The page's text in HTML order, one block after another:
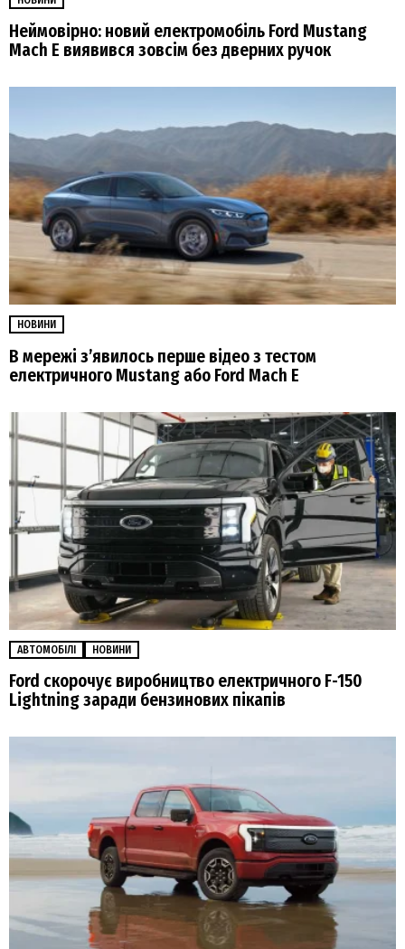
Неймовірно: новий електромобіль Ford Mustang
Mach E виявився зовсім без дверних ручок
НОВИНИ
В мережі з’явилось перше відео з тестом
електричного Mustang або Ford Mach E
АВТОМОБІЛІ НОВИНИ
Ford скорочує виробництво електричного F-150
Lightning заради бензинових пікапів